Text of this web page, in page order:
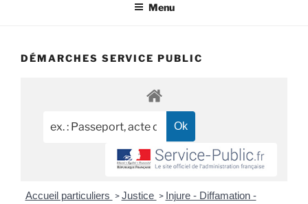
Menu
DÉMARCHES SERVICE PUBLIC
Accueil particuliers > Justice > Injure - Diffamation -